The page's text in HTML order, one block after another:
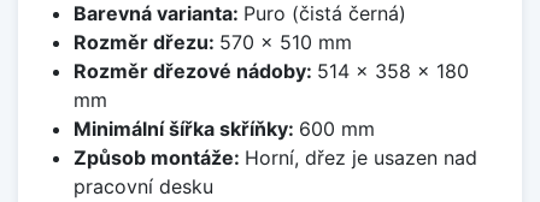
Barevná varianta: Puro (čistá černá)
Rozměr dřezu: 570 x 510 mm
Rozměr dřezové nádoby: 514 x 358 x 180
mm
Minimální šířka skříňky: 600 mm
Způsob montáže: Horní, dřez je usazen nad
pracovní desku